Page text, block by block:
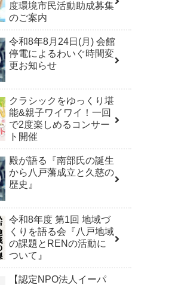
度環境市民活動助成募集
のご案内
令和8年8月24日(月) 会館
停電によるわいぐ時間変
更お知らせ
クラシックをゆっくり堪
能&親子ワイワイ！一回
で2度楽しめるコンサー
ト開催
殿が語る『南部氏の誕生
から八戸藩成立と久慈の
歴史』
令和8年度 第1回 地域づ
くりを語る会『八戸地域
の課題とRENの活動に
ついて』
【認定NPO法人イーパ